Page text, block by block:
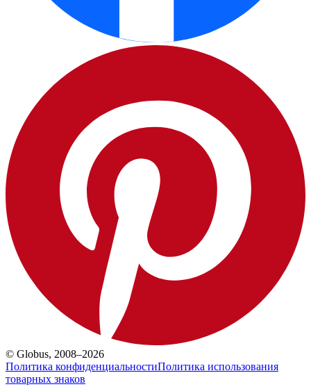
© Globus, 2008–2026
Политика конфиденциальностиПолитика использования
товарных знаков